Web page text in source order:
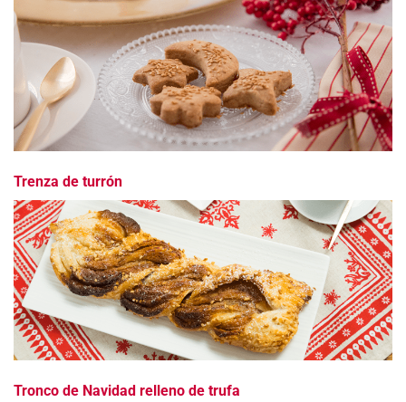
Trenza de turrón
Tronco de Navidad relleno de trufa